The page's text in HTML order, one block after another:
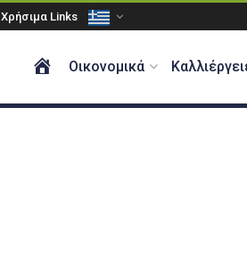
Χρήσιμα Links
ΑΡΧΙΚΗ
Οικονομικά